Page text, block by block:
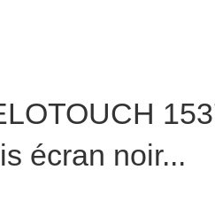
écran noir...